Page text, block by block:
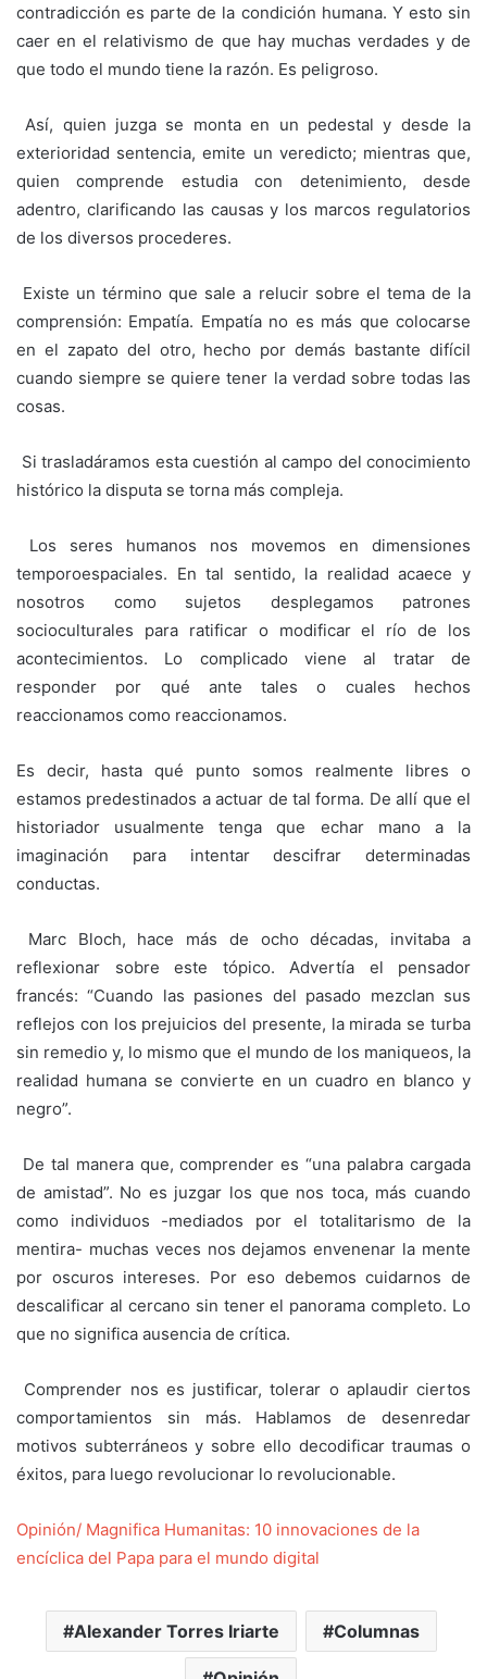
contradicción es parte de la condición humana. Y esto sin
caer en el relativismo de que hay muchas verdades y de
que todo el mundo tiene la razón. Es peligroso.
‎ Así, quien juzga se monta en un pedestal y desde la
exterioridad sentencia, emite un veredicto; mientras que,
quien comprende estudia con detenimiento, desde
adentro, clarificando las causas y los marcos regulatorios
de los diversos procederes.
‎ Existe un término que sale a relucir sobre el tema de la
comprensión: Empatía. Empatía no es más que colocarse
en el zapato del otro, hecho por demás bastante difícil
cuando siempre se quiere tener la verdad sobre todas las
cosas.
‎ Si trasladáramos esta cuestión al campo del conocimiento
histórico la disputa se torna más compleja.
‎ Los seres humanos nos movemos en dimensiones
temporoespaciales. En tal sentido, la realidad acaece y
nosotros como sujetos desplegamos patrones
socioculturales para ratificar o modificar el río de los
acontecimientos. Lo complicado viene al tratar de
responder por qué ante tales o cuales hechos
reaccionamos como reaccionamos.
‎Es decir, hasta qué punto somos realmente libres o
estamos predestinados a actuar de tal forma. De allí que el
historiador usualmente tenga que echar mano a la
imaginación para intentar descifrar determinadas
conductas.
‎ Marc Bloch, hace más de ocho décadas, invitaba a
reflexionar sobre este tópico. Advertía el pensador
francés: “Cuando las pasiones del pasado mezclan sus
reflejos con los prejuicios del presente, la mirada se turba
sin remedio y, lo mismo que el mundo de los maniqueos, la
realidad humana se convierte en un cuadro en blanco y
negro”.
‎ De tal manera que, comprender es “una palabra cargada
de amistad”. No es juzgar los que nos toca, más cuando
como individuos -mediados por el totalitarismo de la
mentira- muchas veces nos dejamos envenenar la mente
por oscuros intereses. Por eso debemos cuidarnos de
descalificar al cercano sin tener el panorama completo. Lo
que no significa ausencia de crítica.
‎ Comprender nos es justificar, tolerar o aplaudir ciertos
comportamientos sin más. Hablamos de desenredar
motivos subterráneos y sobre ello decodificar traumas o
éxitos, para luego revolucionar lo revolucionable.
Opinión/ Magnifica Humanitas: 10 innovaciones de la
encíclica del Papa para el mundo digital
Alexander Torres Iriarte Columnas